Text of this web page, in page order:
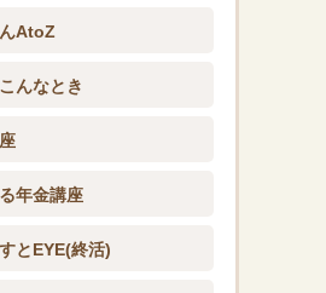
AtoZ
んなとき
年金講座
とEYE(終活)